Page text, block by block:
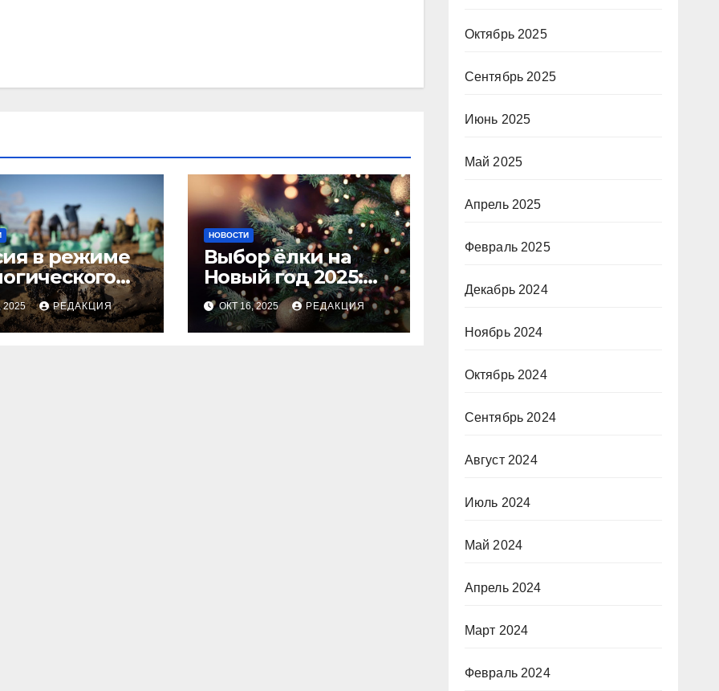
в режиме
2025 РЕДАКЦИЯ
НОВОСТИ
Выбор ёлки на
Новый год 2025:
тренды и советы
для идеального
праздника
ОКТ 16, 2025 РЕДАКЦИЯ
Октябрь 2025
Сентябрь 2025
Июнь 2025
Май 2025
Апрель 2025
Февраль 2025
Декабрь 2024
Ноябрь 2024
Октябрь 2024
Сентябрь 2024
Август 2024
Июль 2024
Май 2024
Апрель 2024
Март 2024
Февраль 2024